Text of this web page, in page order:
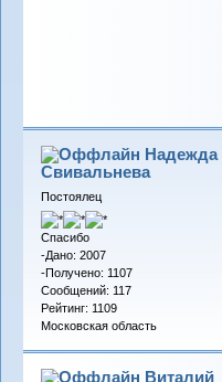
Надежда
Свивальнева
Постоялец
Спасибо
-Дано: 2007
-Получено: 1107
Сообщений: 117
Рейтинг: 1109
Московская область
Виталий